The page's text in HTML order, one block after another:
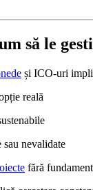
să le
și ICO-uri
reală
nevalidate
fără